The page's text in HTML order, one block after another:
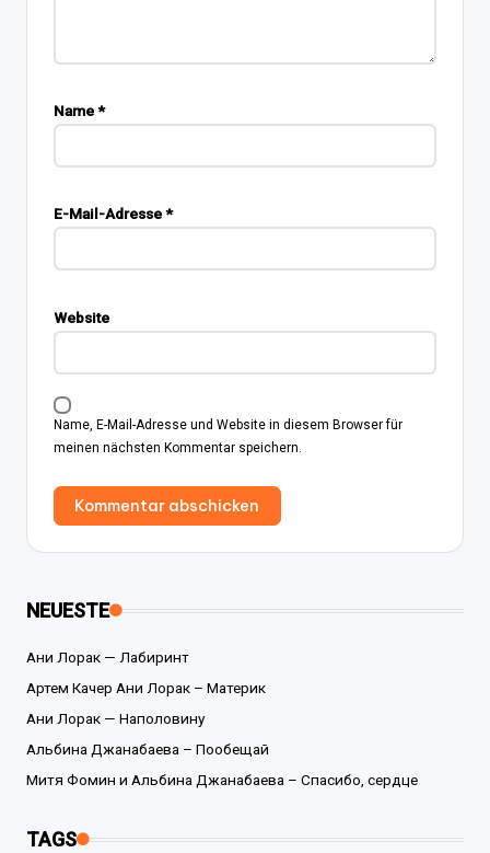
Name*
E-Mail-Adresse*
Website
Name, E-Mail-Adresse und Website in diesem Browser für
meinen nächsten Kommentar speichern.
NEUESTE
Ани Лорак — Лабиринт
Артем Качер Ани Лорак – Материк
Ани Лорак — Наполовину
Альбина Джанабаева – Пообещай
Митя Фомин и Альбина Джанабаева – Спасибо, сердце
TAGS